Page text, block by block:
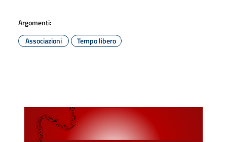
Argomenti:
Associazioni
Tempo libero